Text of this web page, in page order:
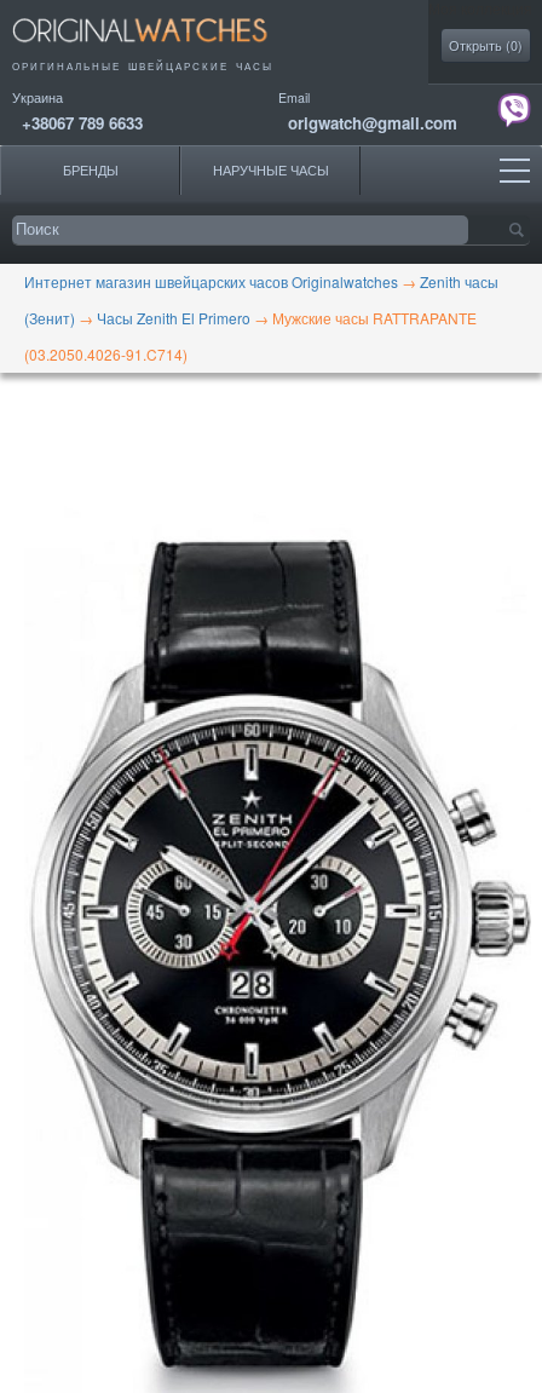
ОРИГИНАЛЬНЫЕ ШВЕЙЦАРСКИЕ ЧАСЫ
Украина
+38067 789 6633
Email
origwatch@gmail.com
Открыть (0)
БРЕНДЫ НАРУЧНЫЕ ЧАСЫ
Интернет магазин швейцарских часов Originalwatches → Zenith часы
(Зенит) → Часы Zenith El Primero → Мужские часы RATTRAPANTE
(03.2050.4026-91.C714)